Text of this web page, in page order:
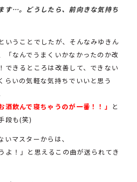
す…。どうしたら、前向きな気持ち
いうことでしたが、そんなみゆきん
「なんでうまくいかなかったのか改
できるところは改善して、できない
らいの気軽な気持ちでいいと思う
酒飲んで寝ちゃうのが一番！！」
と
段も(笑)
マスターからは、
よ！」と思えるこの曲が送られてき